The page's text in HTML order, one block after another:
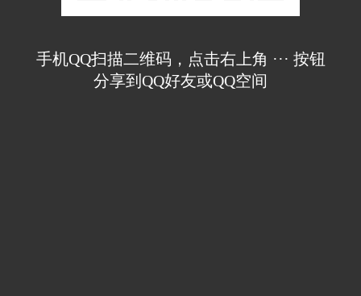
手机QQ扫描二维码，点击右上角 ··· 按钮
分享到QQ好友或QQ空间